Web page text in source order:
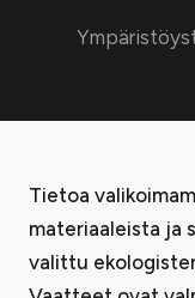
Tietoa
materiaaleista ja
valittu